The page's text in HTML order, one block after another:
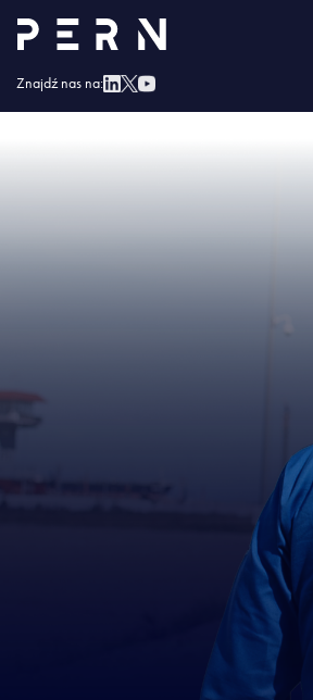
Znajdź nas na:
Strona główna »PERN: odprawa online dla
odbierających paliwo z Koluszek i Rejowca